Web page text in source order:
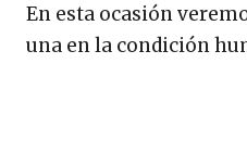
En esta ocasión
una en la condición